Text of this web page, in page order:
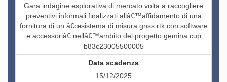
Gara indagine esplorativa di mercato volta a raccogliere
preventivi informali finalizzati allâ€™affidamento di una
fornitura di un â€œsistema di misura gnss rtk con software
e accessoriâ€ nellâ€™ambito del progetto gemina cup
b83c23005500005
15/12/2025